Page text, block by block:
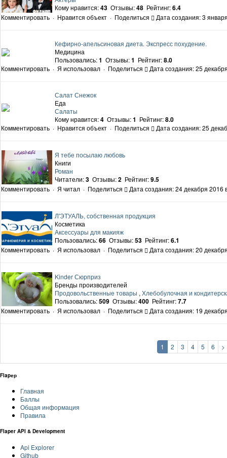
Кому нравится:43 Отзывы:48 Рейтинг:6.4
Комментировать · Нравится объект · Поделиться Дата создания: 3
Кефирно-апельсиновая диета. Экспресс похудение.
Медицина
Пользовались:1 Отзывы:1 Рейтинг:8.0
Комментировать · Я использовал · Поделиться Дата создания: 25
Салат Снежок
Еда
Салаты
Кому нравится:4 Отзывы:1 Рейтинг:8.0
Комментировать · Нравится объект · Поделиться Дата создания: 25
Я тебе посылаю любовь
Книги
Роман
Читатели:3 Отзывы:2 Рейтинг:9.5
Комментировать · Я читал · Поделиться Дата создания: 24 декабря 2016
Л'ЭТУАЛЬ, собственная продукция
Косметика
Аксессуары для макияж
Пользовались:66 Отзывы:53 Рейтинг:6.1
Комментировать · Я использовал · Поделиться Дата создания: 20
Kinder Сюрприз
Бренды производителей
Продовольственные товары , Хлебобулочная и
Пользовались:509 Отзывы:400 Рейтинг:7.7
Комментировать · Я использовал · Поделиться Дата создания: 19
1 2 3 4 5 6 >
Flapер
Главная
Баллы
Общая информация
Правила
Flaper API & Development
Api Explorer
Github